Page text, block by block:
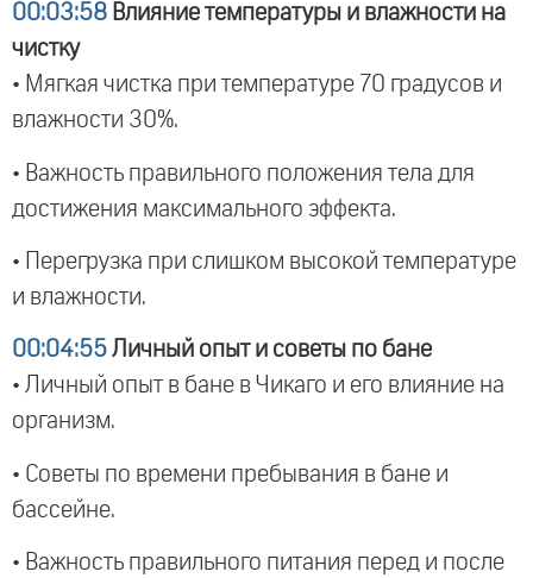
00:03:58 Влияние температуры и влажности на
чистку
• Мягкая чистка при температуре 70 градусов и
влажности 30%.
• Важность правильного положения тела для
достижения максимального эффекта.
• Перегрузка при слишком высокой температуре
и влажности.
00:04:55 Личный опыт и советы по бане
• Личный опыт в бане в Чикаго и его влияние на
организм.
• Советы по времени пребывания в бане и
бассейне.
• Важность правильного питания перед и после